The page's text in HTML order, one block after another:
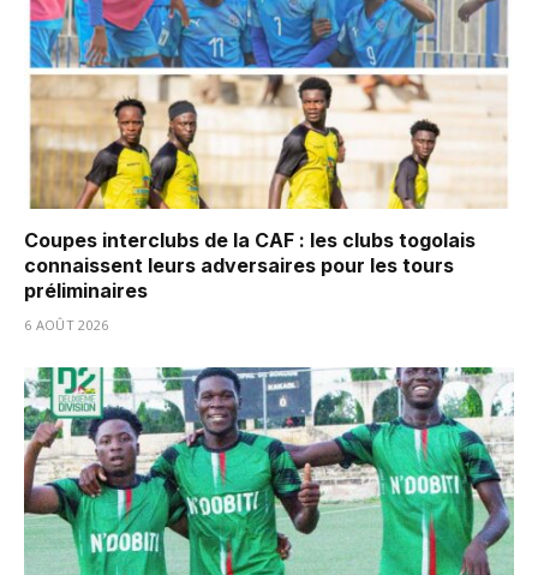
Coupes interclubs de la CAF : les clubs togolais
connaissent leurs adversaires pour les tours
préliminaires
6 AOÛT 2026